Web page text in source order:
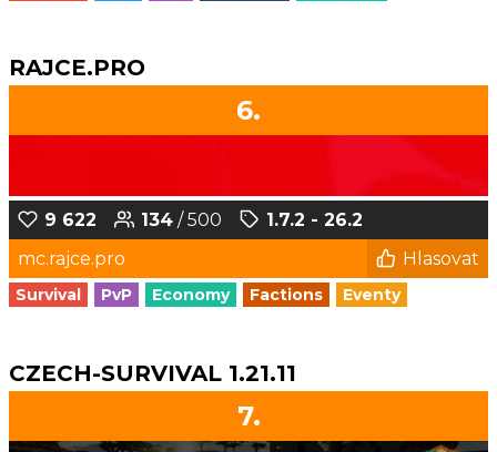
RAJCE.PRO
6.
9 622 134 / 500
1.7.2 - 26.2
mc.rajce.pro
Hlasovat
Survival PvP Economy Factions Eventy
CZECH-SURVIVAL 1.21.11
7.